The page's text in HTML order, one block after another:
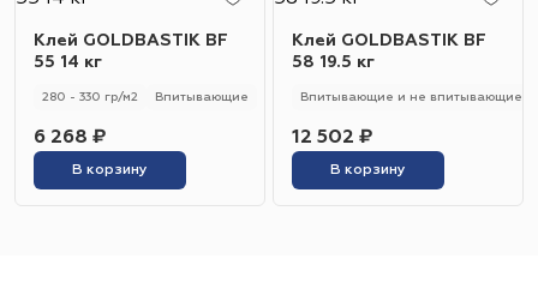
Клей GOLDBASTIK BF
55 14 кг
280 - 330 гр/м2 Впитывающие
6 268 ₽
В корзину
Клей GOLDBASTIK BF
58 19.5 кг
Впитывающие и не впитывающие
12 502 ₽
В корзину